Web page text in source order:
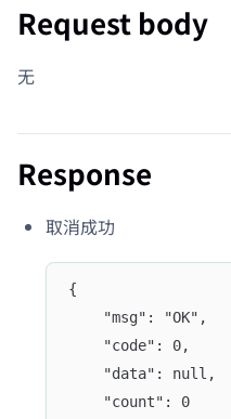
Request body
无
Response
取消成功
{
	"msg": "OK",
	"code": 0,
	"data": null,
	"count": 0